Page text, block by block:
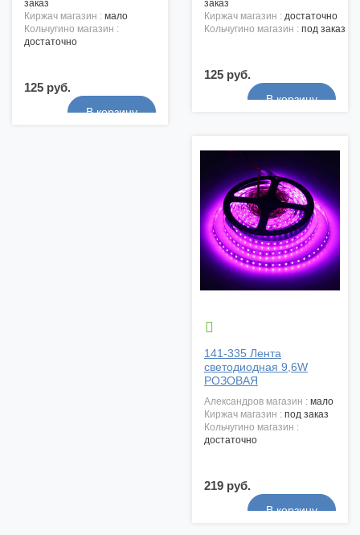
заказ
киржач магазин : мало
кольчугино магазин :
достаточно
125 руб.
заказ
киржач магазин : достаточно
кольчугино магазин : под заказ
125 руб.

141-335 Лента
светодиодная 9,6W
РОЗОВАЯ
александров магазин : мало
киржач магазин : под заказ
кольчугино магазин :
достаточно
219 руб.